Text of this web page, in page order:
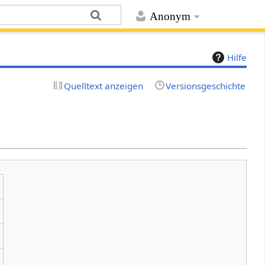
Anonym
Hilfe
Quelltext anzeigen Versionsgeschichte